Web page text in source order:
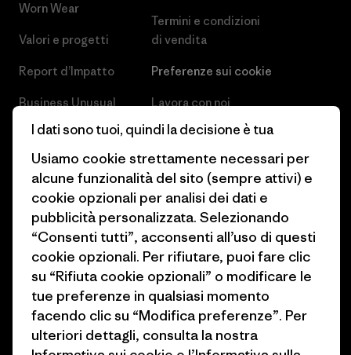
Worn Wear
Valori e progetti
Report d’Impatto
Business Unusual
Obiettivi climatici
1% For The Planet
Come finanziamo
Buoni regalo
Trova un negozio
Termini e condizioni
di vendita
Preferenze sui cookie
Lavora con noi
Stampa e media
Industry program
Programma di affiliazione
Patagonia Svizzera Mappa del
sito
I dati sono tuoi, quindi la decisione è tua
Usiamo cookie strettamente necessari per
alcune funzionalità del sito (sempre attivi) e
cookie opzionali per analisi dei dati e
pubblicità personalizzata. Selezionando
“Consenti tutti”, acconsenti all’uso di questi
cookie opzionali. Per rifiutare, puoi fare clic
su “Rifiuta cookie opzionali” o modificare le
tue preferenze in qualsiasi momento
facendo clic su “Modifica preferenze”. Per
ulteriori dettagli, consulta la nostra